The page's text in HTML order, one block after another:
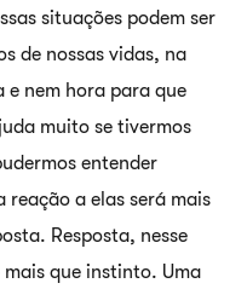
situações podem ser
de nossas vidas, na
e nem hora para que
muito se tivermos
entender
reação a elas será mais
Resposta, nesse
que instinto. Uma